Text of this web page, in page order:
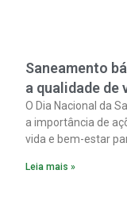
Saneamento
a qualidade de
O Dia Nacional da
a importância de
vida e bem-estar
serviços de coleta
Leia mais »